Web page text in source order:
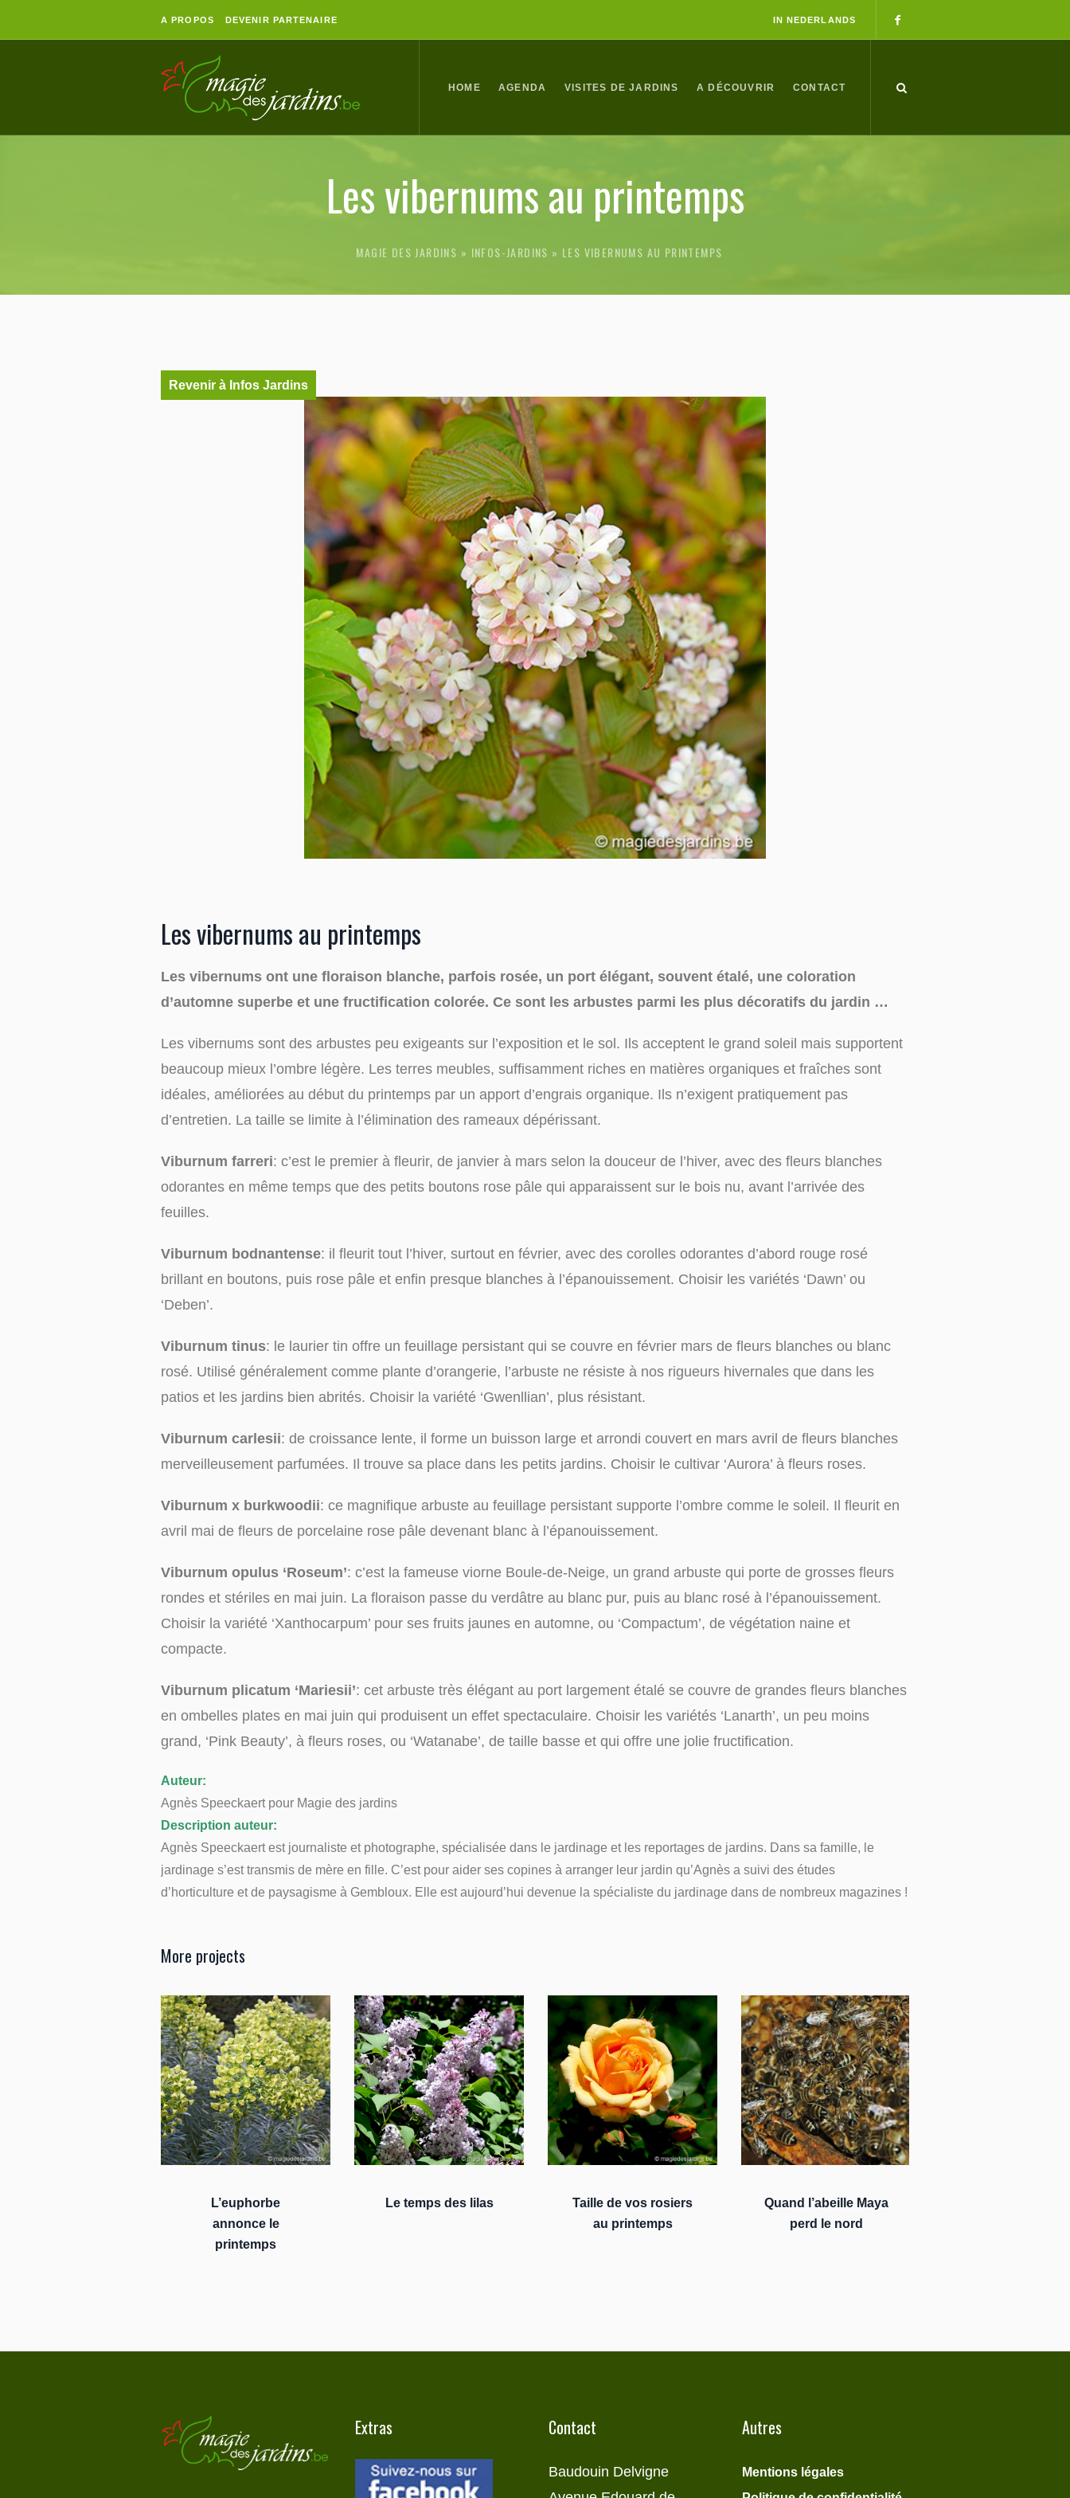
A PROPOS DEVENIR PARTENAIRE IN NEDERLANDS
HOME AGENDA VISITES DE JARDINS A DÉCOUVRIR CONTACT
Les vibernums au printemps
MAGIE DES JARDINS INFOS-JARDINS » LES VIBERNUMS AU PRINTEMPS
Revenir à Infos Jardins
Les vibernums au printemps
Les vibernums ont une floraison blanche, parfois rosée, un port élégant, souvent étalé, une coloration
d’automne superbe et une fructification colorée. Ce sont les arbustes parmi les plus décoratifs du jardin …
Les vibernums sont des arbustes peu exigeants sur l’exposition et le sol. Ils acceptent le grand soleil mais supportent
beaucoup mieux l’ombre légère. Les terres meubles, suffisamment riches en matières organiques et fraîches sont
idéales, améliorées au début du printemps par un apport d’engrais organique. Ils n’exigent pratiquement pas
d’entretien. La taille se limite à l’élimination des rameaux dépérissant.
Viburnum farreri: c’est le premier à fleurir, de janvier à mars selon la douceur de l’hiver, avec des fleurs blanches
odorantes en même temps que des petits boutons rose pâle qui apparaissent sur le bois nu, avant l’arrivée des
feuilles.
Viburnum bodnantense: il fleurit tout l’hiver, surtout en février, avec des corolles odorantes d’abord rouge rosé
brillant en boutons, puis rose pâle et enfin presque blanches à l’épanouissement. Choisir les variétés ‘Dawn’ ou
‘Deben’.
Viburnum tinus: le laurier tin offre un feuillage persistant qui se couvre en février mars de fleurs blanches ou blanc
rosé. Utilisé généralement comme plante d’orangerie, l’arbuste ne résiste à nos rigueurs hivernales que dans les
patios et les jardins bien abrités. Choisir la variété ‘Gwenllian’, plus résistant.
Viburnum carlesii: de croissance lente, il forme un buisson large et arrondi couvert en mars avril de fleurs blanches
merveilleusement parfumées. Il trouve sa place dans les petits jardins. Choisir le cultivar ‘Aurora’ à fleurs roses.
Viburnum x burkwoodii: ce magnifique arbuste au feuillage persistant supporte l’ombre comme le soleil. Il fleurit en
avril mai de fleurs de porcelaine rose pâle devenant blanc à l’épanouissement.
Viburnum opulus ‘Roseum’: c’est la fameuse viorne Boule-de-Neige, un grand arbuste qui porte de grosses fleurs
rondes et stériles en mai juin. La floraison passe du verdâtre au blanc pur, puis au blanc rosé à l’épanouissement.
Choisir la variété ‘Xanthocarpum’ pour ses fruits jaunes en automne, ou ‘Compactum’, de végétation naine et
compacte.
Viburnum plicatum ‘Mariesii’: cet arbuste très élégant au port largement étalé se couvre de grandes fleurs blanches
en ombelles plates en mai juin qui produisent un effet spectaculaire. Choisir les variétés ‘Lanarth’, un peu moins
grand, ‘Pink Beauty’, à fleurs roses, ou ‘Watanabe’, de taille basse et qui offre une jolie fructification.
Auteur:
Agnès Speeckaert pour Magie des jardins
Description auteur:
Agnès Speeckaert est journaliste et photographe, spécialisée dans le jardinage et les reportages de jardins. Dans sa famille, le
jardinage s’est transmis de mère en fille. C’est pour aider ses copines à arranger leur jardin qu’Agnès a suivi des études
d’horticulture et de paysagisme à Gembloux. Elle est aujourd’hui devenue la spécialiste du jardinage dans de nombreux magazines !
More projects
L’euphorbe
annonce le
printemps
Le temps des lilas
Taille de vos rosiers
au printemps
Quand l’abeille Maya
perd le nord
Extras Contact
Baudouin Delvigne
Autres
Mentions légales